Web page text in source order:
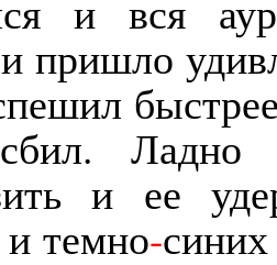
и вся
пришло
Ладно
и ее
темно-